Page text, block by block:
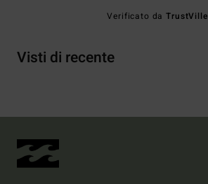
Verificato daTrustVille
Visti di recente